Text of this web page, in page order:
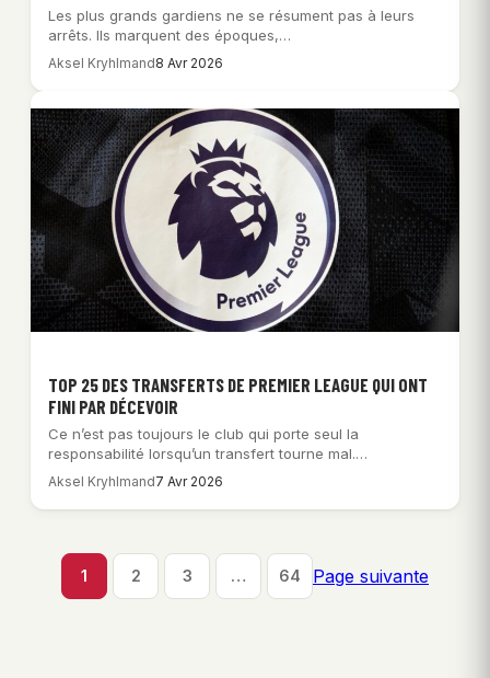
Les plus grands gardiens ne se résument pas à leurs
arrêts. Ils marquent des époques,…
Aksel Kryhlmand8 Avr 2026
TOP 25 DES TRANSFERTS DE PREMIER LEAGUE QUI ONT
FINI PAR DÉCEVOIR
Ce n’est pas toujours le club qui porte seul la
responsabilité lorsqu’un transfert tourne mal.…
Aksel Kryhlmand7 Avr 2026
1 2 3 … 64 Page suivante